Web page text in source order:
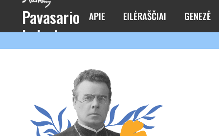
Pavasario
balsai
APIE EILĖRAŠČIAI GENEZĖ